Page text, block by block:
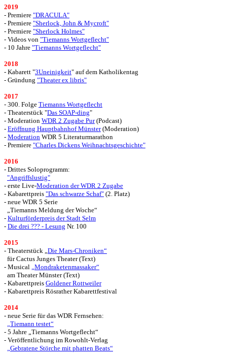
2019
- Premiere "DRACULA"
- Premiere "Sherlock, John & Mycroft"
- Premiere "Sherlock Holmes"
- Videos von "Tiemanns Wortgeflecht"
- 10 Jahre "Tiemanns Wortgeflecht"
2018
- Kabarett "3Uneinigkeit" auf dem Katholikentag
- Gründung "Theater ex libris"
2017
- 300. Folge Tiemanns Wortgeflecht
- Theaterstück "Das SOAP-ding"
- Moderation WDR 2 Zugabe Pur(Podcast)
- Eröffnung Hauptbahnhof Münster(Moderation)
- Moderation WDR 5 Literaturmarathon
- Premiere "Charles Dickens Weihnachtsgeschichte"
2016
- Drittes Soloprogramm:
"Angriffslustig"
- erste Live-Moderation der WDR 2 Zugabe
- Kabarettpreis "Das schwarze Schaf" (2. Platz)
- neue WDR 5 Serie
„Tiemanns Meldung der Woche“
- Kulturförderpreis der Stadt Selm
- Die drei ??? - Lesung Nr. 100
2015
- Theaterstück „ Die Mars-Chroniken“
für Cactus Junges Theater (Text)
- Musical
„Mondraketenmassaker“
am Theater Münster (Text)
- Kabarettpreis Goldener Rottweiler
- Kabarettpreis Rösrather Kabarettfestival
2014
- neue Serie für das WDR Fernsehen:
„Tiemann testet“
- 5 Jahre „Tiemanns Wortgeflecht“
- Veröffentlichung im Rowohlt-Verlag
„Gebratene Störche mit phatten Beats“